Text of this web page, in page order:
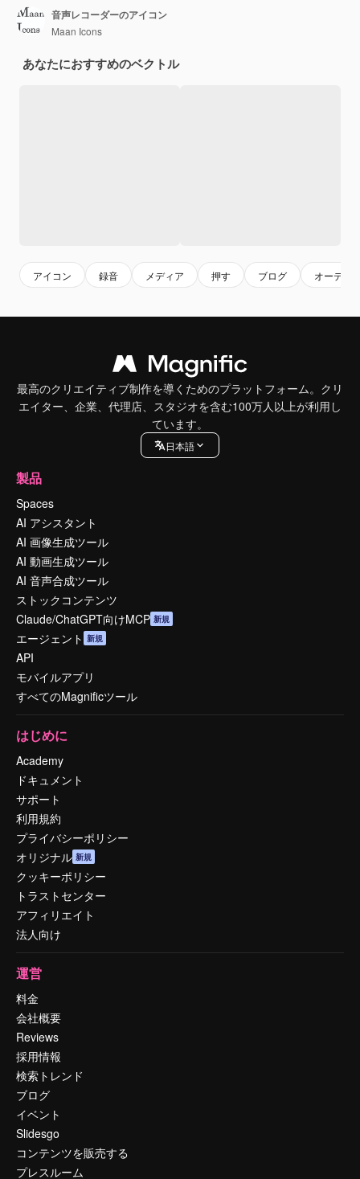
音声レコーダーのアイコン
Maan Icons
あなたにおすすめのベクトル
アイコン 録音 メディア 押す ブログ オーディ
最高のクリエイティブ制作を導くためのプラットフォーム。クリ
エイター、企業、代理店、スタジオを含む100万人以上が利用し
ています。
日本語
製品
Spaces
AI アシスタント
AI 画像生成ツール
AI 動画生成ツール
AI 音声合成ツール
ストックコンテンツ
Claude/ChatGPT向けMCP 新規
エージェント 新規
API
モバイルアプリ
すべてのMagnificツール
はじめに
Academy
ドキュメント
サポート
利用規約
プライバシーポリシー
オリジナル 新規
クッキーポリシー
トラストセンター
アフィリエイト
法人向け
運営
料金
会社概要
Reviews
採用情報
検索トレンド
ブログ
イベント
Slidesgo
コンテンツを販売する
プレスルーム